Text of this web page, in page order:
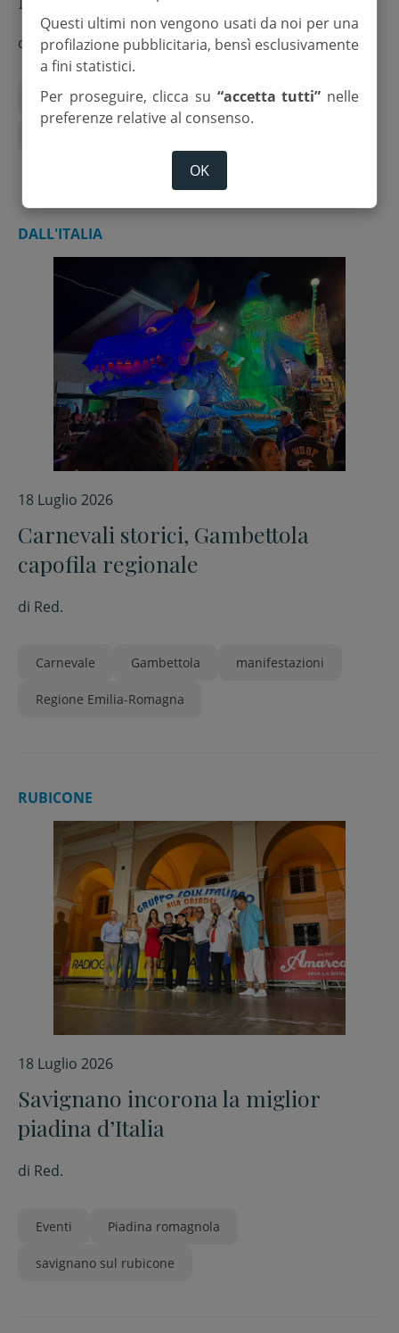
di Redazione
Bagnolo Eventi Letteratura
DALL'ITALIA
18 Luglio 2026
Carnevali storici, Gambettola
capofila regionale
di Red.
Carnevale Gambettola manifestazioni
Regione Emilia-Romagna
RUBICONE
18 Luglio 2026
Savignano incorona la miglior
piadina d’Italia
di Red.
Eventi Piadina romagnola
savignano sul rubicone
Questi ultimi non vengono usati da noi per una
profilazione pubblicitaria, bensì esclusivamente
a fini statistici.
Per proseguire, clicca su “accetta tutti” nelle
preferenze relative al consenso.
OK